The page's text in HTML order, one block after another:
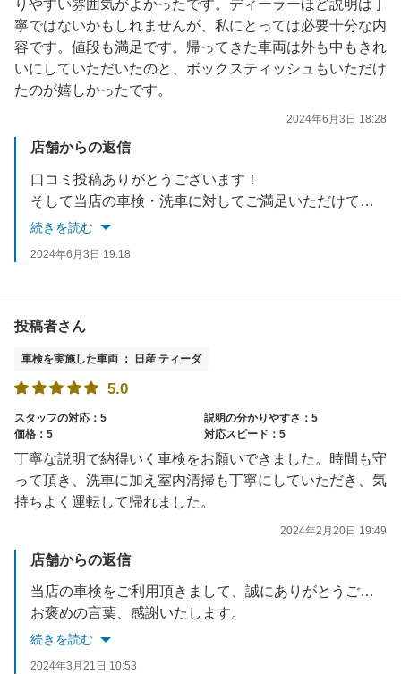
りやすい雰囲気がよかったです。ディーラーほど説明は丁
寧ではないかもしれませんが、私にとっては必要十分な内
容です。値段も満足です。帰ってきた車両は外も中もきれ
いにしていただいたのと、ボックスティッシュもいただけ
たのが嬉しかったです。
2024年6月3日 18:28
店舗からの返信
口コミ投稿ありがとうございます！
そして当店の車検・洗車に対してご満足いただけてとても嬉しく思います！
今後も末永く宜しくお願い致します。
続きを読む
2024年6月3日 19:18
投稿者さん
車検を実施した車両 ： 日産 ティーダ
5.0
スタッフの対応：5
説明の分かりやすさ：5
価格：5
対応スピード：5
丁寧な説明で納得いく車検をお願いできました。時間も守
って頂き、洗車に加え室内清掃も丁寧にしていただき、気
持ちよく運転して帰れました。
2024年2月20日 19:49
店舗からの返信
当店の車検をご利用頂きまして、誠にありがとうございました。
お褒めの言葉、感謝いたします。
今後も末永く宜しくお願い致します。
続きを読む
2024年3月21日 10:53